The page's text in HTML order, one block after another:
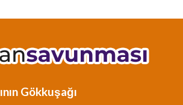
Gökkuşağı